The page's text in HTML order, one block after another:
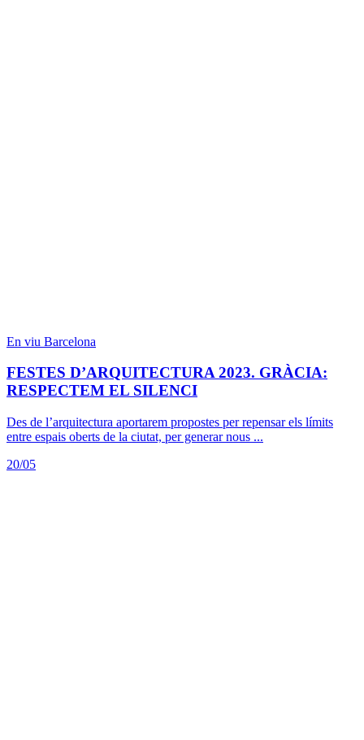
En viu Barcelona
FESTES D’ARQUITECTURA 2023. GRÀCIA:
RESPECTEM EL SILENCI
Des de l’arquitectura aportarem propostes per repensar els límits
entre espais oberts de la ciutat, per generar nous ...
20/05